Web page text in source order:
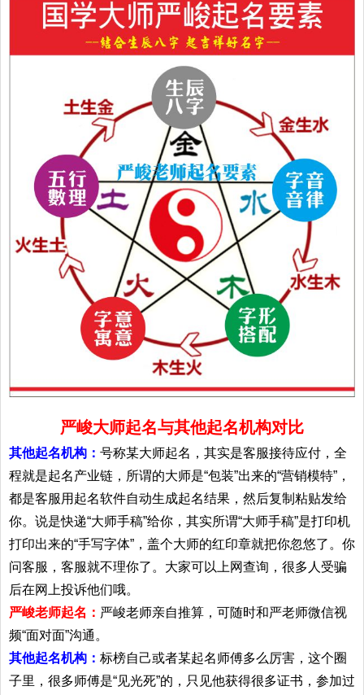
严峻大师起名与其他起名机构对比
其他起名机构： 号称某大师起名，其实是客服接待应付，全
程就是起名产业链，所谓的大师是“包装”出来的“营销模特”，
都是客服用起名软件自动生成起名结果，然后复制粘贴发给
你。说是快递“大师手稿”给你，其实所谓“大师手稿”是打印机
打印出来的“手写字体”，盖个大师的红印章就把你忽悠了。你
问客服，客服就不理你了。大家可以上网查询，很多人受骗
后在网上投诉他们哦。
严峻老师起名： 严峻老师亲自推算，可随时和严老师微信视
频“面对面”沟通。
其他起名机构： 标榜自己或者某起名师傅多么厉害，这个圈
子里，很多师傅是“见光死”的，只见他获得很多证书，参加过